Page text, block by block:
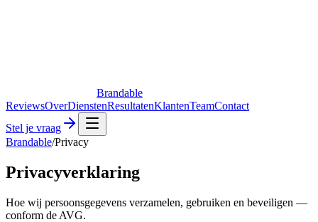
Brandable
ReviewsOverDienstenResultatenKlantenTeamContact
Stel je vraag
Brandable/Privacy
Privacyverklaring
Hoe wij persoonsgegevens verzamelen, gebruiken en beveiligen —
conform de AVG.